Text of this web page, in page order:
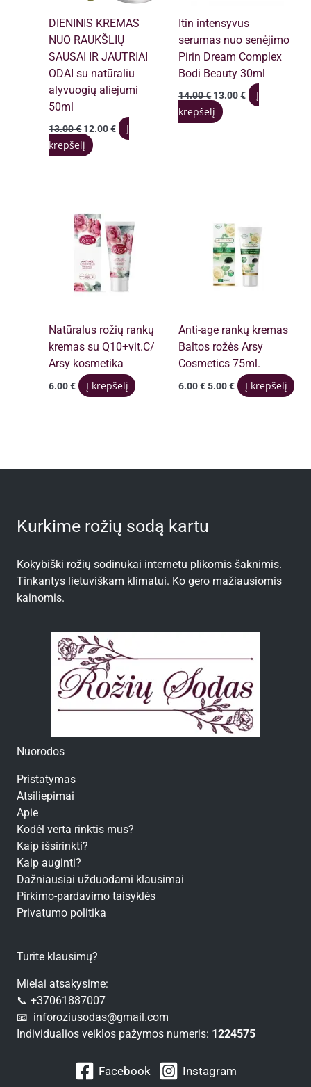
DIENINIS KREMAS
NUO RAUKŠLIŲ
SAUSAI IR JAUTRIAI
ODAI su natūraliu
alyvuogių aliejumi
50ml
13.00€ Original
price
was:
12.00€Current
price
Į
krepšelį
Itin intensyvus
serumas nuo senėjimo
Pirin Dream Complex
Bodi Beauty 30ml
14.00€ Original
price
was:
13.00€Current
price
Į
krepšelį
Natūralus rožių rankų
kremas su Q10+vit.C/
Arsy kosmetika
6.00€ Į krepšelį
Anti-age rankų kremas
Baltos rožės Arsy
Cosmetics 75ml.
6.00€ Original
5.00€Current
price
Į krepšelį
Kurkime rožių sodą kartu
Kokybiški rožių sodinukai internetu plikomis šaknimis.
Tinkantys lietuviškam klimatui. Ko gero mažiausiomis
kainomis.
Nuorodos
Pristatymas
Atsiliepimai
Apie
Kodėl verta rinktis mus?
Kaip išsirinkti?
Kaip auginti?
Dažniausiai užduodami klausimai
Pirkimo-pardavimo taisyklės
Privatumo politika
Turite klausimų?
Mielai atsakysime:
📞 +37061887007
📧 inforoziusodas@gmail.com
Individualios veiklos pažymos numeris: 1224575
Facebook Instagram